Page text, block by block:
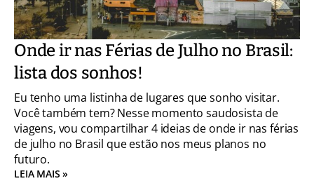
Onde ir nas Férias de Julho no Brasil:
lista dos sonhos!
Eu tenho uma listinha de lugares que sonho visitar.
Você também tem? Nesse momento saudosista de
viagens, vou compartilhar 4 ideias de onde ir nas férias
de julho no Brasil que estão nos meus planos no
futuro.
LEIA MAIS »